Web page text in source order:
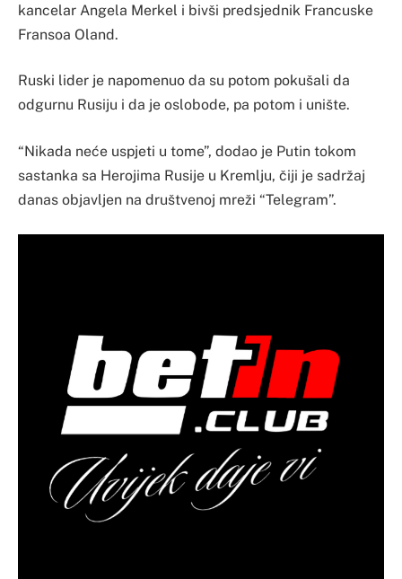
kancelar Angela Merkel i bivši predsjednik Francuske
Fransoa Oland.
Ruski lider je napomenuo da su potom pokušali da
odgurnu Rusiju i da je oslobode, pa potom i unište.
“Nikada neće uspjeti u tome”, dodao je Putin tokom
sastanka sa Herojima Rusije u Kremlju, čiji je sadržaj
danas objavljen na društvenoj mreži “Telegram”.